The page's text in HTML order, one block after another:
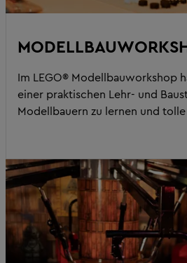
Im LEGO® Modellbauworkshop
einer praktischen Lehr- und
Modellbauern zu lernen und